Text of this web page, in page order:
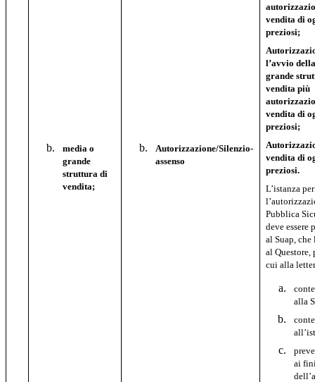
vendita di
preziosi;
l’avvio
grande
vendita più
vendita di
preziosi;
vendita di
preziosi.
L’istanza per
Pubblica
deve essere
al Suap, che
al Questore,
cui alla
alla
ai
media o
grande
struttura di
vendita;
Autorizzazione/Silenzio-
assenso